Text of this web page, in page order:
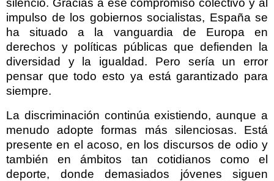
silencio. Gracias a ese compromiso colectivo y al
impulso de los gobiernos socialistas, España se
ha situado a la vanguardia de Europa en
derechos y políticas públicas que defienden la
diversidad y la igualdad. Pero sería un error
pensar que todo esto ya está garantizado para
siempre.
La discriminación continúa existiendo, aunque a
menudo adopte formas más silenciosas. Está
presente en el acoso, en los discursos de odio y
también en ámbitos tan cotidianos como el
deporte, donde demasiados jóvenes siguen